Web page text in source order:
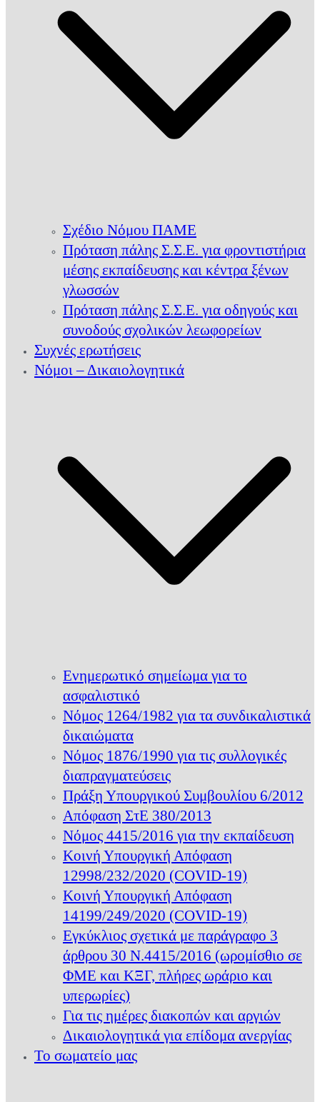
Σχέδιο Νόμου ΠΑΜΕ
Πρόταση πάλης Σ.Σ.Ε. για φροντιστήρια
μέσης εκπαίδευσης και κέντρα ξένων
γλωσσών
Πρόταση πάλης Σ.Σ.Ε. για οδηγούς και
συνοδούς σχολικών λεωφορείων
Συχνές ερωτήσεις
Νόμοι – Δικαιολογητικά
Ενημερωτικό σημείωμα για το
ασφαλιστικό
Νόμος 1264/1982 για τα συνδικαλιστικά
δικαιώματα
Νόμος 1876/1990 για τις συλλογικές
διαπραγματεύσεις
Πράξη Υπουργικού Συμβουλίου 6/2012
Απόφαση ΣτΕ 380/2013
Νόμος 4415/2016 για την εκπαίδευση
Κοινή Υπουργική Απόφαση
12998/232/2020 (COVID-19)
Κοινή Υπουργική Απόφαση
14199/249/2020 (COVID-19)
Εγκύκλιος σχετικά με παράγραφο 3
άρθρου 30 Ν.4415/2016 (ωρομίσθιο σε
ΦΜΕ και ΚΞΓ, πλήρες ωράριο και
υπερωρίες)
Για τις ημέρες διακοπών και αργιών
Δικαιολογητικά για επίδομα ανεργίας
Το σωματείο μας